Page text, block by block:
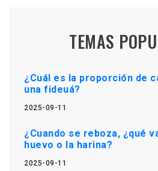
TEMAS
¿Cuál es la proporción de
una fideuá?
2025-09-11
¿Cuando se reboza, ¿qué
huevo o la harina?
2025-09-11